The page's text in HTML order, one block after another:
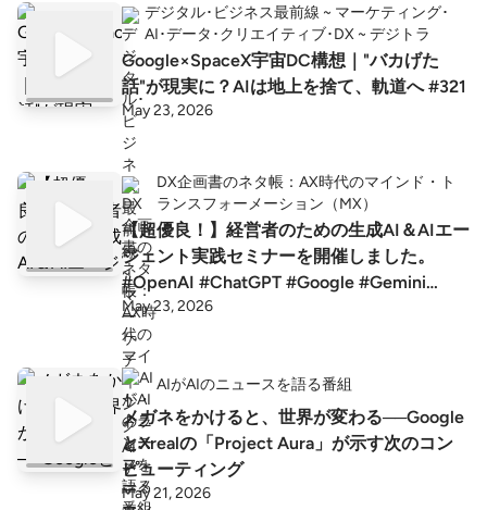
デジタル･ビジネス最前線 ~ マーケティング･
AI･データ･クリエイティブ･DX ~ デジトラ
Google×SpaceX宇宙DC構想｜"バカげた
話"が現実に？AIは地上を捨て、軌道へ #321
May 23, 2026
DX企画書のネタ帳：AX時代のマインド・ト
ランスフォーメーション（MX）
【超優良！】経営者のための生成AI＆AIエー
ジェント実践セミナーを開催しました。
#OpenAI #ChatGPT #Google #Gemini
#Anthropic #claude
May 23, 2026
AIがAIのニュースを語る番組
メガネをかけると、世界が変わる──Google
とXrealの「Project Aura」が示す次のコン
ピューティング
May 21, 2026